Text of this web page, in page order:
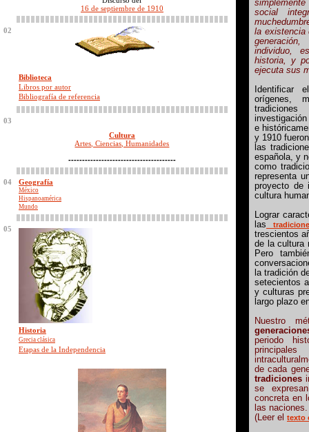
16 de septiembre de 1910
02
Biblioteca
Libros por autor
Bibliografía de referencia
03
Cultura
Artes, Ciencias, Humanidades
---------------------------------------
04 Geografía
México
Hispanoamérica
Mundo
05
Historia
Grecia clásica
Etapas de la Independencia
social
la existencia
individuo,
historia, y
ejecuta sus
Identificar
orígenes,
e
y 1910
las
española, y
como
representa
proyecto de
cultura
Lograr
las
trescientos
de la cultura
Pero
la tradición
setecientos
y culturas
largo plazo
Nuestro
periodo
de cada
tradiciones
se
concreta en
las naciones.
(Leer el texto